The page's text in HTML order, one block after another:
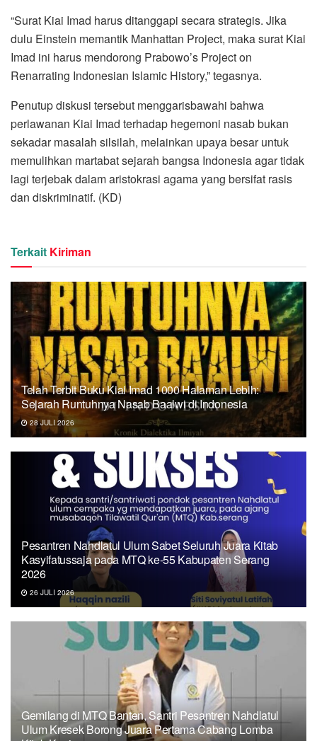
“Surat Kiai Imad harus ditanggapi secara strategis. Jika
dulu Einstein memantik Manhattan Project, maka surat Kiai
Imad ini harus mendorong Prabowo’s Project on
Renarrating Indonesian Islamic History,” tegasnya.
Penutup diskusi tersebut menggarisbawahi bahwa
perlawanan Kiai Imad terhadap hegemoni nasab bukan
sekadar masalah silsilah, melainkan upaya besar untuk
memulihkan martabat sejarah bangsa Indonesia agar tidak
lagi terjebak dalam aristokrasi agama yang bersifat rasis
dan diskriminatif. (KD)
Terkait Kiriman
Telah Terbit Buku Kiai Imad 1000 Halaman Lebih:
Sejarah Runtuhnya Nasab Baalwi di Indonesia
28 JULI 2026
Pesantren Nahdlatul Ulum Sabet Seluruh Juara Kitab
Kasyifatussaja pada MTQ ke-55 Kabupaten Serang
2026
26 JULI 2026
Gemilang di MTQ Banten, Santri Pesantren Nahdlatul
Ulum Kresek Borong Juara Pertama Cabang Lomba